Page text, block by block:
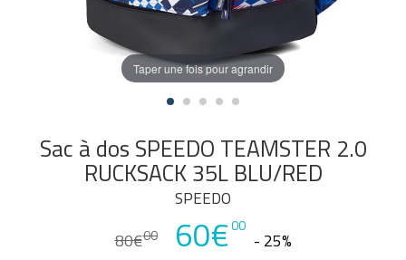
Taper une fois pour agrandir
Sac à dos SPEEDO TEAMSTER 2.0
RUCKSACK 35L BLU/RED
SPEEDO
80€00 60€00
- 25%